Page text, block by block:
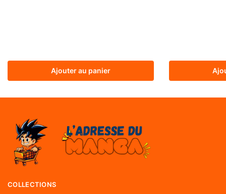
Ajouter au panier
COLLECTIONS